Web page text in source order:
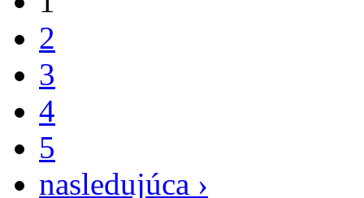
2
3
4
5
nasledujúca ›